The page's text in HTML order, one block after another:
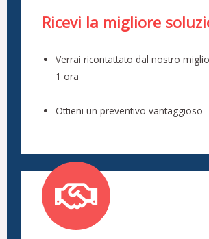
Ricevi la migliore
Verrai ricontattato dal nostro
1 ora
Ottieni un preventivo vantaggioso